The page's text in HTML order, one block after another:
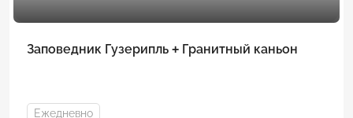
Заповедник Гузерипль + Гранитный каньон
Ежедневно